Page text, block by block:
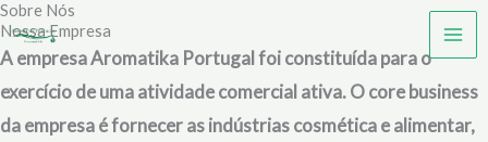
Skip
to
content
Sobre Nós
Nossa Empresa
A empresa Aromatika Portugal foi constituída para o
exercício de uma atividade comercial ativa. O core business
da empresa é fornecer as indústrias cosmética e alimentar,